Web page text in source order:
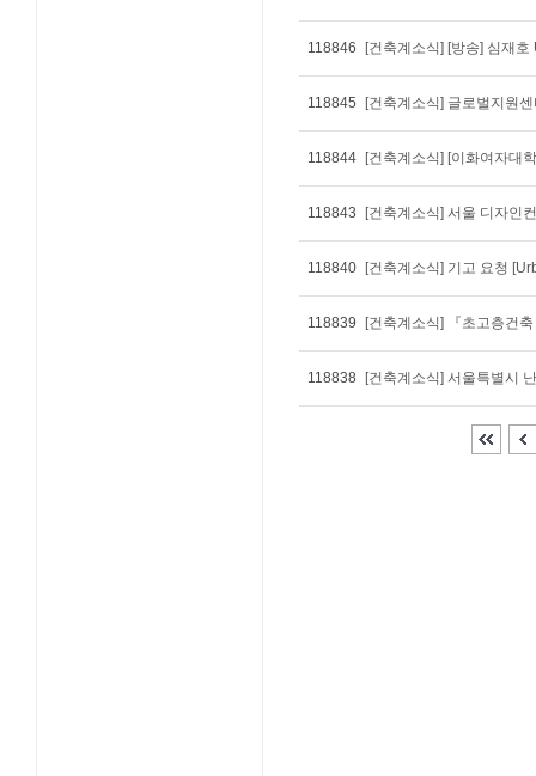
118846 [건축계소식] [방송] 심재
118845 [건축계소식] 글로벌지원
118844 [건축계소식] [이화여자대
118843 [건축계소식] 서울 디자인
118840 [건축계소식] 기고 요청
118839
118838 [건축계소식] 서울특별시